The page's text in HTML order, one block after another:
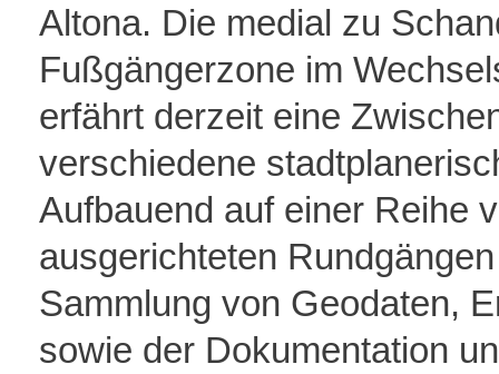
Altona. Die medial zu
Fußgängerzone im
erfährt derzeit eine
verschiedene
Aufbauend auf einer Reihe
ausgerichteten
Sammlung von Geodaten,
sowie der Dokumentation